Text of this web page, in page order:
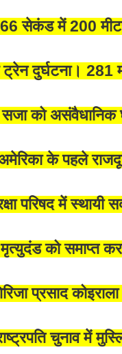
में 200 मीटर
दुर्घटना। 281
को असंवैधानिक
के पहले
परिषद में स्थायी
को समाप्त कर
प्रसाद
चुनाव में